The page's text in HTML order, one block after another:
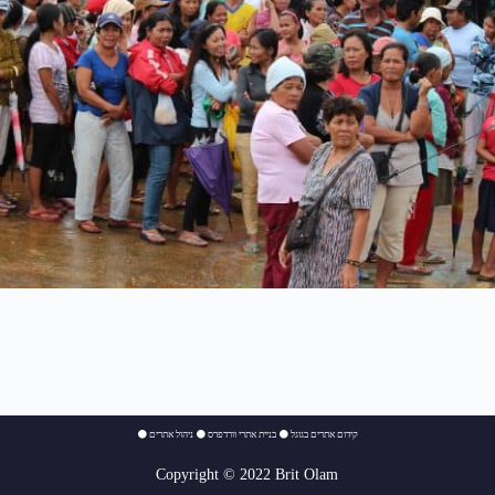
⚫ קידום אתרים בגוגל ⚫בניית אתרי וורדפרס ⚫ניהול אתרים
Copyright © 2022 Brit Olam